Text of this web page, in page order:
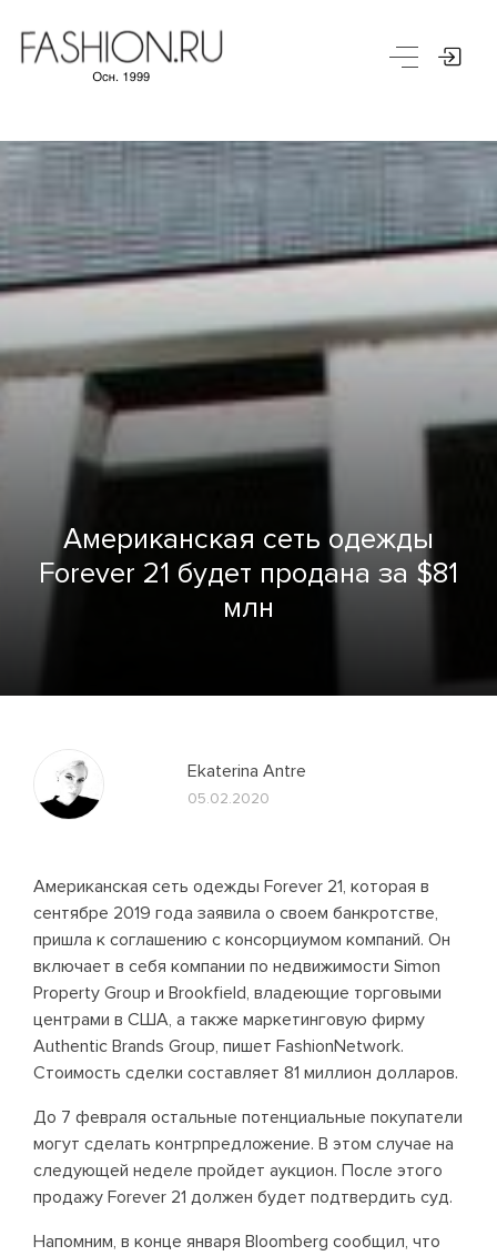
Американская сеть одежды
Forever 21 будет продана за $81
млн
Ekaterina Antre
05.02.2020
Американская сеть одежды Forever 21, которая в
сентябре 2019 года заявила о своем банкротстве,
пришла к соглашению с консорциумом компаний. Он
включает в себя компании по недвижимости Simon
Property Group и Brookfield, владеющие торговыми
центрами в США, а также маркетинговую фирму
Authentic Brands Group, пишет FashionNetwork.
Стоимость сделки составляет 81 миллион долларов.
До 7 февраля остальные потенциальные покупатели
могут сделать контрпредложение. В этом случае на
следующей неделе пройдет аукцион. После этого
продажу Forever 21 должен будет подтвердить суд.
Напомним, в конце января Bloomberg сообщил, что